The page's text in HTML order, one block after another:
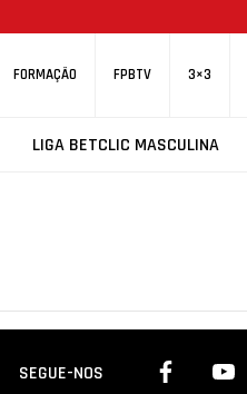
FORMAÇÃO FPBTV 3×3
LIGA BETCLIC MASCULINA
SEGUE-NOS